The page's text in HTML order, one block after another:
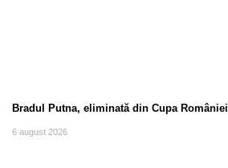
Bradul Putna, eliminată din Cupa României
6 august 2026